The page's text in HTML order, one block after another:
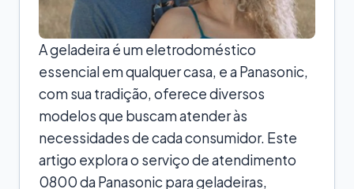
A geladeira é um eletrodoméstico
essencial em qualquer casa, e a Panasonic,
com sua tradição, oferece diversos
modelos que buscam atender às
necessidades de cada consumidor. Este
artigo explora o serviço de atendimento
0800 da Panasonic para geladeiras,